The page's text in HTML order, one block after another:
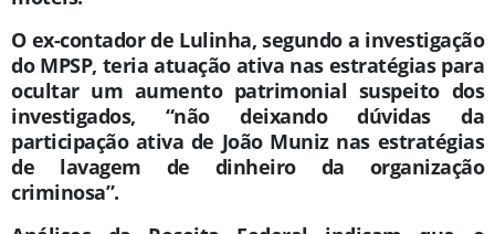
O ex-contador de Lulinha, segundo a investigação
do MPSP, teria atuação ativa nas estratégias para
ocultar um aumento patrimonial suspeito dos
investigados, “não deixando dúvidas da
participação ativa de João Muniz nas estratégias
de lavagem de dinheiro da organização
criminosa”.